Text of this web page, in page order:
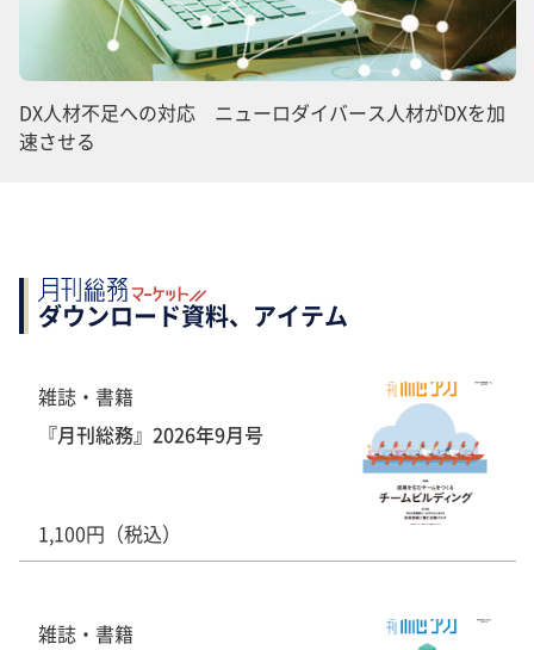
DX人材不足への対応 ニューロダイバース人材がDXを加
速させる
ダウンロード資料、アイテム
雑誌・書籍
『月刊総務』2026年9月号
1,100円（税込）
雑誌・書籍